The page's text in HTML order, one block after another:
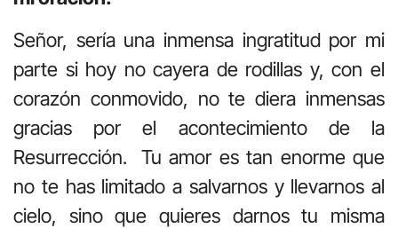
Señor, sería una inmensa ingratitud por mi
parte si hoy no cayera de rodillas y, con el
corazón conmovido, no te diera inmensas
gracias por el acontecimiento de la
Resurrección.
Tu amor es tan enorme que
no te has limitado a salvarnos y llevarnos al
cielo, sino que quieres darnos tu misma